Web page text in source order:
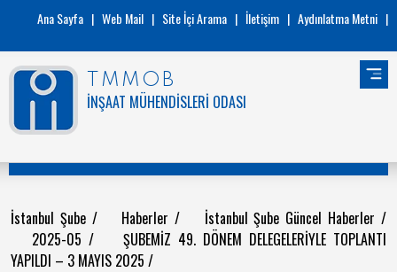
Ana Sayfa | Web Mail | Site İçi Arama | İletişim | Aydınlatma Metni |
TMMOB
İNŞAAT MÜHENDİSLERİ ODASI
İstanbul Şube / Haberler/ İstanbul Şube Güncel Haberler/
2025-05/ ŞUBEMİZ 49. DÖNEM DELEGELERİYLE TOPLANTI
YAPILDI – 3 MAYIS 2025 /